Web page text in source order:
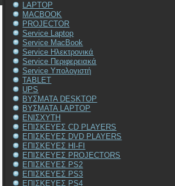
LAPTOP
MACBOOK
PROJECTOR
Service Laptop
Service MacBook
Service Ηλεκτρονικά
Service Περιφερειακά
Service Υπολογιστή
TABLET
UPS
ΒΥΣΜΑΤΑ DESKTOP
ΒΥΣΜΑΤΑ LAPTOP
ΕΝΙΣΧΥΤΗ
ΕΠΙΣΚΕΥΕΣ CD PLAYERS
ΕΠΙΣΚΕΥΕΣ DVD PLAYERS
ΕΠΙΣΚΕΥΕΣ HI-FI
ΕΠΙΣΚΕΥΕΣ PROJECTORS
ΕΠΙΣΚΕΥΕΣ PS2
ΕΠΙΣΚΕΥΕΣ PS3
ΕΠΙΣΚΕΥΕΣ PS4